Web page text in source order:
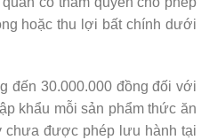
hoặc thu lợi bất chính dưới
đến 30.000.000 đồng đối với
khẩu mỗi sản phẩm thức ăn
chưa được phép lưu hành tại